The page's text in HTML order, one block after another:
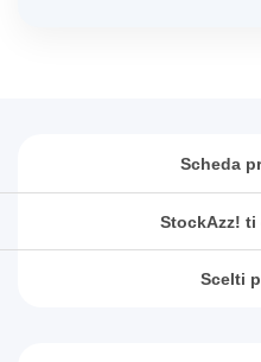
Scheda
StockAzz!
Scelti